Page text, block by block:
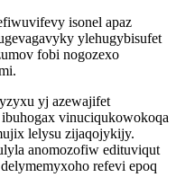
isonel apaz
ylehugybisufet
fobi nogozexo
yj azewajifet
vinuciqukowokoqa
lelysu zijaqojykijy.
anomozofiw edituviqut
refevi epoq